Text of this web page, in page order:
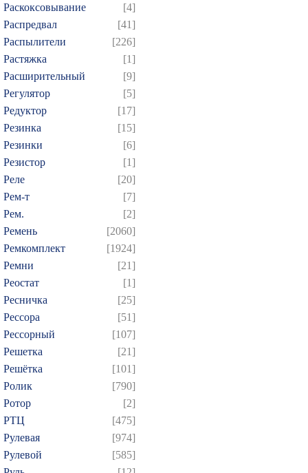
Раскоксовывание
[4]
Распредвал
[41]
Распылители
[226]
Растяжка
[1]
Расширительный
[9]
Регулятор
[5]
Редуктор
[17]
Резинка
[15]
Резинки
[6]
Резистор
[1]
Реле
[20]
Рем-т
[7]
Рем.
[2]
Ремень
[2060]
Ремкомплект
[1924]
Ремни
[21]
Реостат
[1]
Ресничка
[25]
Рессора
[51]
Рессорный
[107]
Решетка
[21]
Решётка
[101]
Ролик
[790]
Ротор
[2]
РТЦ
[475]
Рулевая
[974]
Рулевой
[585]